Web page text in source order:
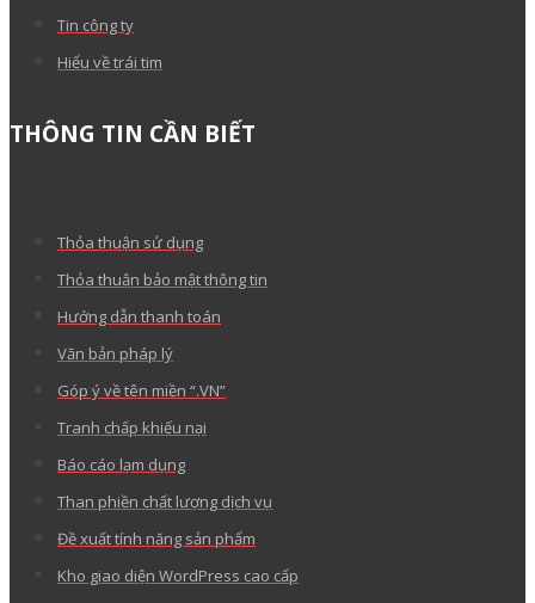
Tin công ty
Hiểu về trái tim
THÔNG TIN CẦN BIẾT
Thỏa thuận sử dụng
Thỏa thuận bảo mật thông tin
Hướng dẫn thanh toán
Văn bản pháp lý
Góp ý về tên miền “.VN”
Tranh chấp khiếu nại
Báo cáo lạm dụng
Than phiền chất lượng dịch vụ
Đề xuất tính năng sản phẩm
Kho giao diện WordPress cao cấp